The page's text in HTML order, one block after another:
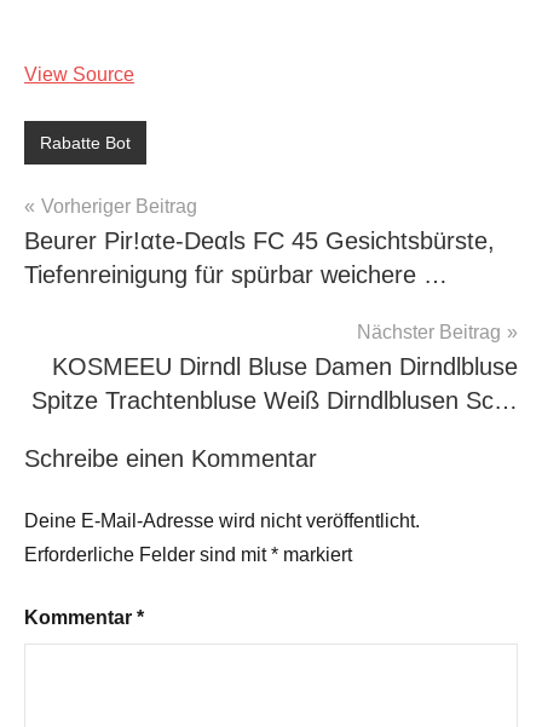
View Source
Rabatte Bot
Beitragsnavigation
Vorheriger Beitrag
Beurer Pir!αtе-Dеαls FC 45 Gesichtsbürste,
Tiefenreinigung für spürbar weichere …
Nächster Beitrag
KOSMEEU Dirndl Bluse Damen Dirndlbluse
Spitze Trachtenbluse Weiß Dirndlblusen Sc…
Schreibe einen Kommentar
Deine E-Mail-Adresse wird nicht veröffentlicht.
Erforderliche Felder sind mit* markiert
Kommentar *